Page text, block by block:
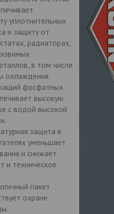
уплотнительных
и защиту от
радиаторах,
в том числе
охлаждения.
фосфатных
высокую
с водой высокой
защита в
уменьшает
и снижает
и техническое
пакет
охране